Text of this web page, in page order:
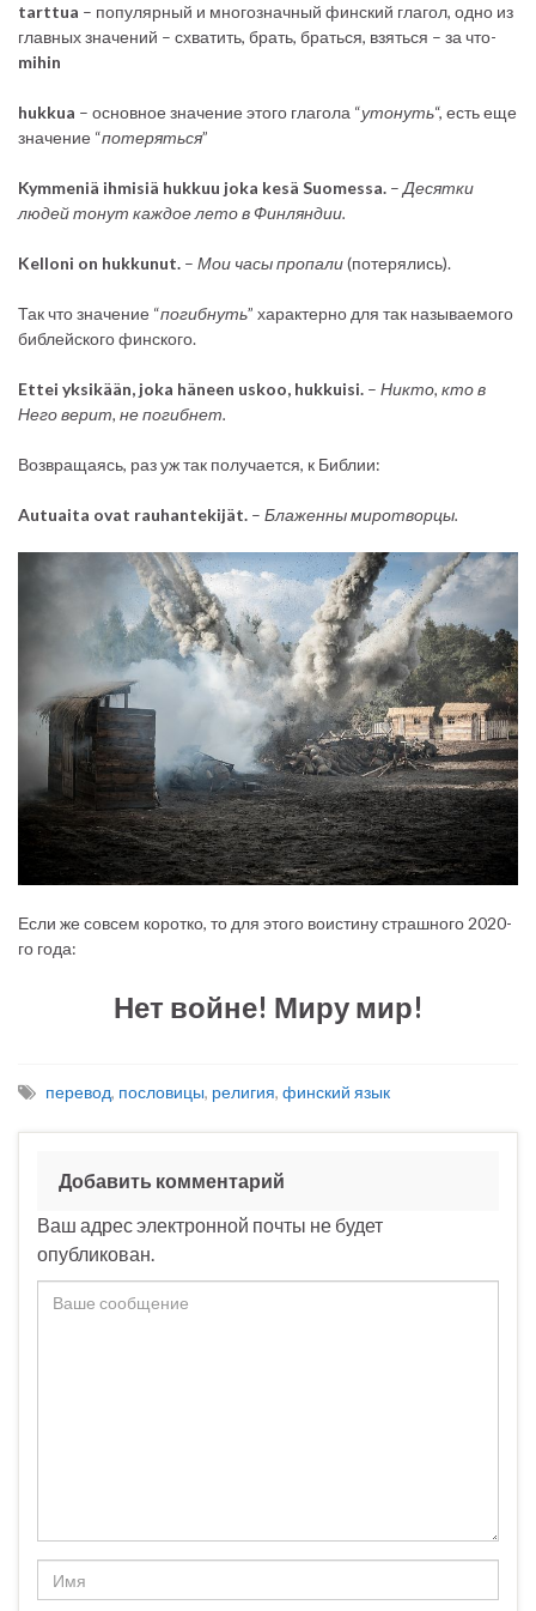
tarttua – популярный и многозначный финский глагол, одно из
главных значений – схватить, брать, браться, взяться – за что-
mihin
hukkua – основное значение этого глагола “утонуть“, есть еще
значение “потеряться”
Kymmeniä ihmisiä hukkuu joka kesä Suomessa. – Десятки
людей тонут каждое лето в Финляндии.
Kelloni on hukkunut. – Мои часы пропали(потерялись).
Так что значение “погибнуть” характерно для так называемого
библейского финского.
Ettei yksikään, joka häneen uskoo, hukkuisi. – Никто, кто в
Него верит, не погибнет.
Возвращаясь, раз уж так получается, к Библии:
Autuaita ovat rauhantekijät. – Блаженны миротворцы.
Если же совсем коротко, то для этого воистину страшного 2020-
го года:
Нет войне! Миру мир!
перевод, пословицы, религия, финский язык
Добавить комментарий
Ваш адрес электронной почты не будет
опубликован.